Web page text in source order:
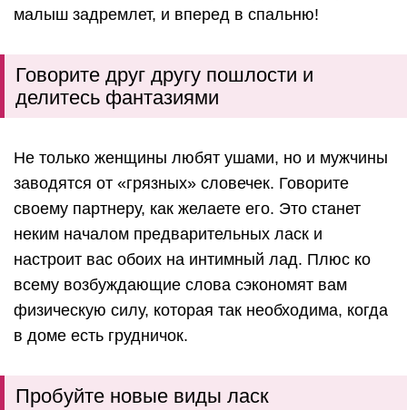
малыш задремлет, и вперед в спальню!
Говорите друг другу пошлости и
делитесь фантазиями
Не только женщины любят ушами, но и мужчины
заводятся от «грязных» словечек. Говорите
своему партнеру, как желаете его. Это станет
неким началом предварительных ласк и
настроит вас обоих на интимный лад. Плюс ко
всему возбуждающие слова сэкономят вам
физическую силу, которая так необходима, когда
в доме есть грудничок.
Пробуйте новые виды ласк